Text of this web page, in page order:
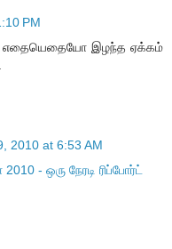
PM
எதையெதையோ இழந்த ஏக்கம்
2010 at 6:53 AM
- ஒரு நேரடி ரிப்போர்ட்